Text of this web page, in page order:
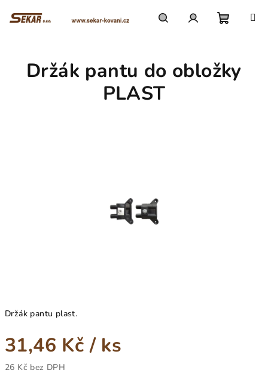
košík
Držák pantu plast.
31,46 Kč/ ks
26 Kč bez DPH
Držák pantu do obložky
PLAST